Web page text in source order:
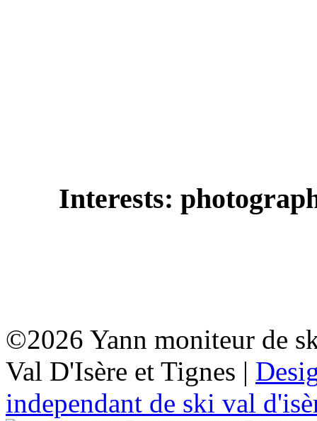
Interests:
©2026 Yann moniteur de
Val D'Isère et Tignes |
independant de ski val